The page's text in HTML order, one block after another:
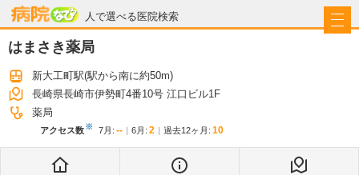
人で選べる医院検索
病院なび
はまさき薬局
新大工町駅(駅から南に約50m)
長崎県長崎市伊勢町4番10号 江口ビル1F
薬局
アクセス数※ 7月 : -- 6月 : 2 過去12ヶ月: 10